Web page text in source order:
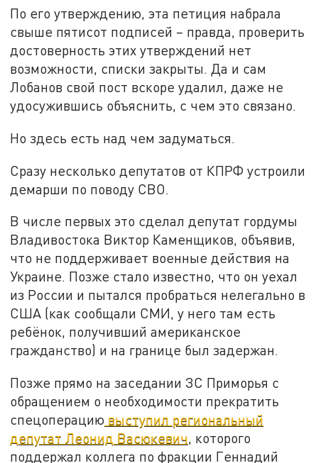
По его утверждению, эта петиция набрала
свыше пятисот подписей – правда, проверить
достоверность этих утверждений нет
возможности, списки закрыты. Да и сам
Лобанов свой пост вскоре удалил, даже не
удосужившись объяснить, с чем это связано.
Но здесь есть над чем задуматься.
Сразу несколько депутатов от КПРФ устроили
демарши по поводу СВО.
В числе первых это сделал депутат гордумы
Владивостока Виктор Каменщиков, объявив,
что не поддерживает военные действия на
Украине. Позже стало известно, что он уехал
из России и пытался пробраться нелегально в
США (как сообщали СМИ, у него там есть
ребёнок, получивший американское
гражданство) и на границе был задержан.
Позже прямо на заседании ЗС Приморья с
обращением о необходимости прекратить
спецоперацию выступил региональный
депутат Леонид Васюкевич, которого
поддержал коллега по фракции Геннадий